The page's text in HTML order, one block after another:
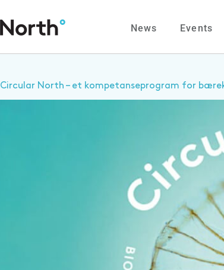
News Events
Circular North – et kompetanseprogram for